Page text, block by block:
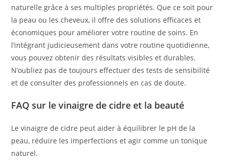
naturelle grâce à ses multiples propriétés. Que ce soit pour
la peau ou les cheveux, il offre des solutions efficaces et
économiques pour améliorer votre routine de soins. En
l’intégrant judicieusement dans votre routine quotidienne,
vous pouvez obtenir des résultats visibles et durables.
N’oubliez pas de toujours effectuer des tests de sensibilité
et de consulter des professionnels en cas de doute.
FAQ sur le vinaigre de cidre et la beauté
Le vinaigre de cidre peut aider à équilibrer le pH de la
peau, réduire les imperfections et agir comme un tonique
naturel.